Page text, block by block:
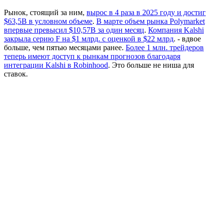
Рынок, стоящий за ним, вырос в 4 раза в 2025 году и достиг
$63,5B в условном объеме. В марте объем рынка Polymarket
впервые превысил $10,57B за один месяц. Компания Kalshi
закрыла серию F на $1 млрд. с оценкой в $22 млрд. - вдвое
больше, чем пятью месяцами ранее. Более 1 млн. трейдеров
теперь имеют доступ к рынкам прогнозов благодаря
интеграции Kalshi в Robinhood. Это больше не ниша для
ставок.